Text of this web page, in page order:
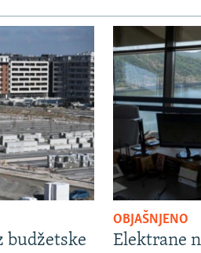
budžetske
OBJAŠNJENO
Elektrane